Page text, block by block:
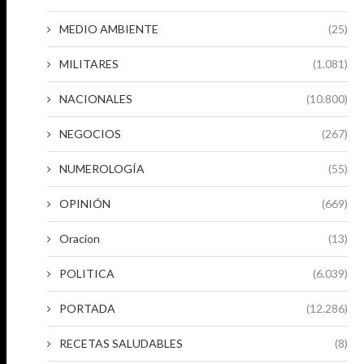
MEDIO AMBIENTE (25)
MILITARES (1.081)
NACIONALES (10.800)
NEGOCIOS (267)
NUMEROLOGÍA (55)
OPINIÓN (669)
Oracion (13)
POLITICA (6.039)
PORTADA (12.286)
RECETAS SALUDABLES (8)